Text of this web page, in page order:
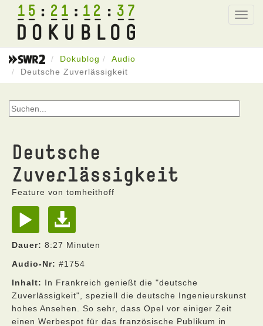
15 21 12 37
Dokublog
Audio
Deutsche Zuverlässigkeit
Deutsche
Zuverlässigkeit
Feature von tomheithoff
Dauer: 8:27 Minuten
Audio-Nr: #1754
Inhalt: In Frankreich genießt die "deutsche
Zuverlässigkeit", speziell die deutsche Ingenieurskunst
hohes Ansehen. So sehr, dass Opel vor einiger Zeit
einen Werbespot für das französische Publikum in